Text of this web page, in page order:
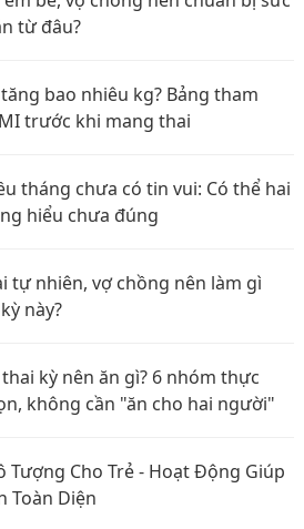
từ đâu?
bao nhiêu kg? Bảng tham
trước khi mang thai
tháng chưa có tin vui: Có thể hai
hiểu chưa đúng
tự nhiên, vợ chồng nên làm gì
này?
kỳ nên ăn gì? 6 nhóm thực
không cần "ăn cho hai người"
Tượng Cho Trẻ - Hoạt Động Giúp
Toàn Diện